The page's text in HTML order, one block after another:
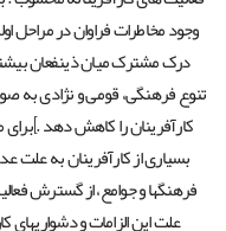
وجود مخاطرات فراوان در مراحل
درک مشترک میان ذینفعان
تنوع فرهنگی، قومی و نژادی به
کارآفرینان را کاهش دهد
بسیاری از کارآفرینان به علت
فرهنگها و جوامع، از گسترش
علت این الزامات و